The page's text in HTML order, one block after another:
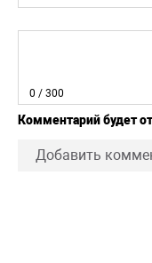
0 / 300
Комментарий будет
Добавить